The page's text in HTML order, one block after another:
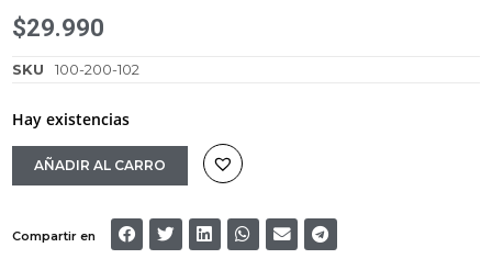
$29.990
SKU 100-200-102
Hay existencias
AÑADIR AL CARRO
Compartir en